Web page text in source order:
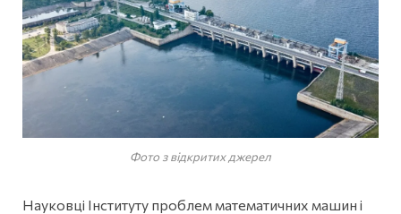
Фото з відкритих джерел
Науковці Інституту проблем математичних машин і